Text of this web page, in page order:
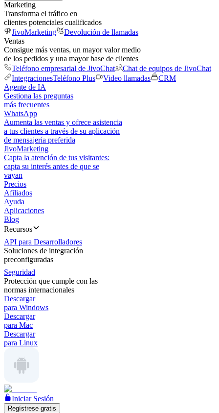
Marketing
Transforma el tráfico en
clientes potenciales cualificados
JivoMarketing
Devolución de llamadas
Ventas
Consigue más ventas, un mayor valor medio
de los pedidos y una mayor base de clientes
Teléfono empresarial de JivoChat
Chat de equipos de JivoChat
IntegracionesTeléfono Plus Video llamadas
CRM
Agente de IA
Gestiona las preguntas
más frecuentes
WhatsApp
Aumenta las ventas y ofrece asistencia
a tus clientes a través de su aplicación
de mensajería preferida
JivoMarketing
Capta la atención de tus visitantes:
capta su interés antes de que se
vayan
Precios
Afiliados
Ayuda
Aplicaciones
Blog
Recursos
API para Desarrolladores
Soluciones de integración
preconfiguradas
Seguridad
Protección que cumple con las
normas internacionales
Descargar
para Windows
Descargar
para Mac
Descargar
para Linux
Iniciar Sesión
Regístrese gratis